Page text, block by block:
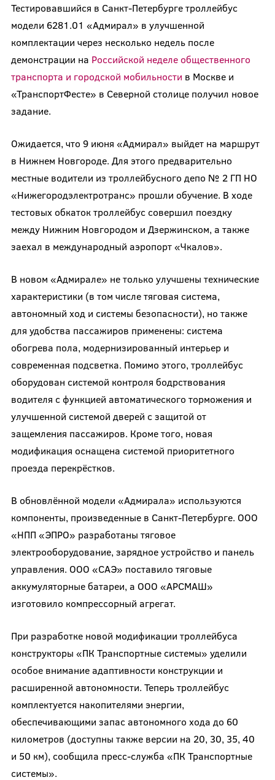
Тестировавшийся в Санкт-Петербурге троллейбус
модели 6281.01 «Адмирал» в улучшенной
комплектации через несколько недель после
демонстрации на Российской неделе общественного
транспорта и городской мобильности в Москве и
«ТранспортФесте» в Северной столице получил новое
задание.
Ожидается, что 9 июня «Адмирал» выйдет на маршрут
в Нижнем Новгороде. Для этого предварительно
местные водители из троллейбусного депо № 2 ГП НО
«Нижегородэлектротранс» прошли обучение. В ходе
тестовых обкаток троллейбус совершил поездку
между Нижним Новгородом и Дзержинском, а также
заехал в международный аэропорт «Чкалов».
В новом «Адмирале» не только улучшены технические
характеристики (в том числе тяговая система,
автономный ход и системы безопасности), но также
для удобства пассажиров применены: система
обогрева пола, модернизированный интерьер и
современная подсветка. Помимо этого, троллейбус
оборудован системой контроля бодрствования
водителя с функцией автоматического торможения и
улучшенной системой дверей с защитой от
защемления пассажиров. Кроме того, новая
модификация оснащена системой приоритетного
проезда перекрёстков.
В обновлённой модели «Адмирала» используются
компоненты, произведенные в Санкт-Петербурге. ООО
«НПП «ЭПРО» разработаны тяговое
электрооборудование, зарядное устройство и панель
управления. ООО «САЭ» поставило тяговые
аккумуляторные батареи, а ООО «АРСМАШ»
изготовило компрессорный агрегат.
При разработке новой модификации троллейбуса
конструкторы «ПК Транспортные системы» уделили
особое внимание адаптивности конструкции и
расширенной автономности. Теперь троллейбус
комплектуется накопителями энергии,
обеспечивающими запас автономного хода до 60
километров (доступны также версии на 20, 30, 35, 40
и 50 км), сообщила пресс-служба «ПК Транспортные
системы».